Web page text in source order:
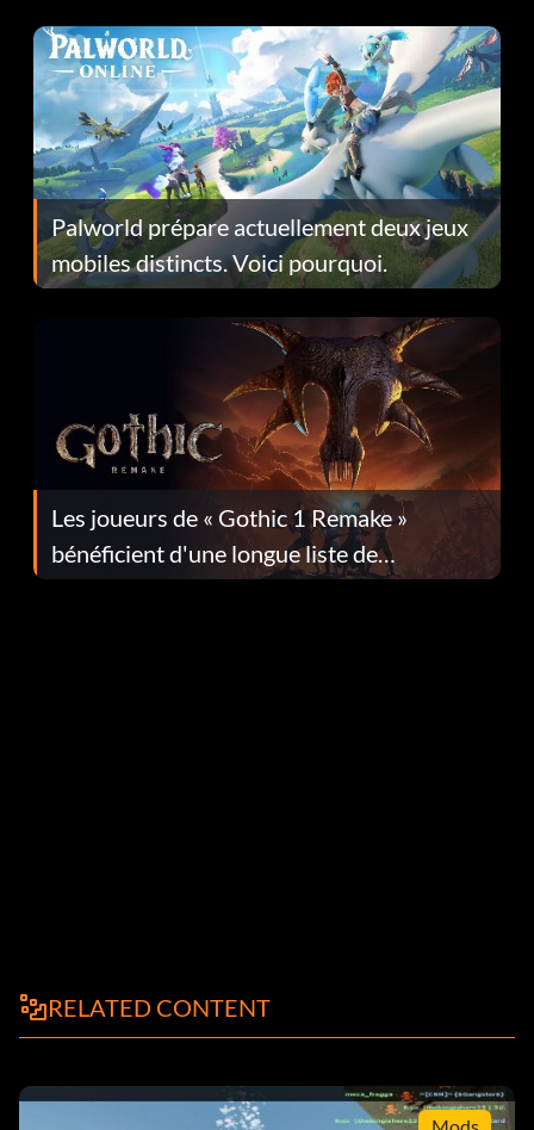
Palworld prépare actuellement deux jeux
mobiles distincts. Voici pourquoi.
Les joueurs de « Gothic 1 Remake »
bénéficient d'une longue liste de
corrections dans la mise à jour 1.0.4
RELATED CONTENT